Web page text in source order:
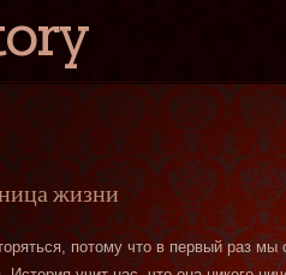
жизни
потому что в первый раз